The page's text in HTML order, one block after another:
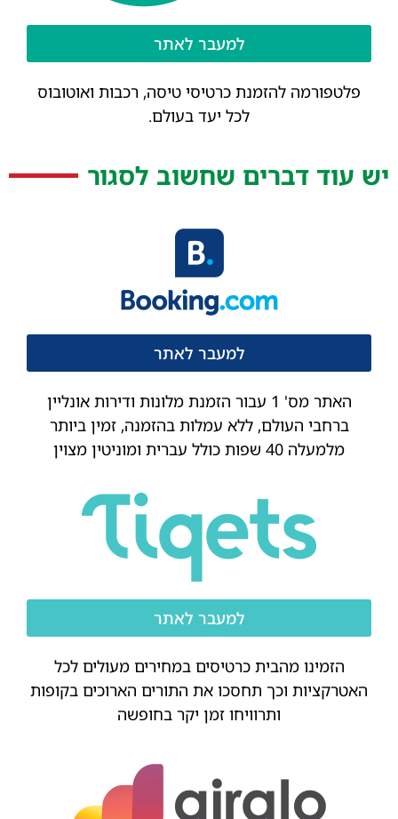
למעבר לאתר
פלטפורמה להזמנת כרטיסי טיסה, רכבות ואוטובוס
לכל יעד בעולם.
יש עוד דברים שחשוב לסגור
למעבר לאתר
האתר מס' 1 עבור הזמנת מלונות ודירות אונליין
ברחבי העולם, ללא עמלות בהזמנה, זמין ביותר
מלמעלה 40 שפות כולל עברית ומוניטין מצוין
למעבר לאתר
הזמינו מהבית כרטיסים במחירים מעולים לכל
האטרקציות וכך תחסכו את התורים הארוכים בקופות
ותרוויחו זמן יקר בחופשה